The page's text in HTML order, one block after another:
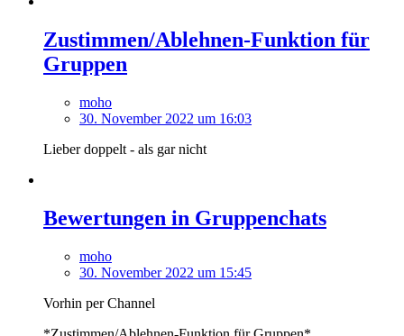
Zustimmen/Ablehnen-Funktion für
Gruppen
moho
30. November 2022 um 16:03
Lieber doppelt - als gar nicht
Bewertungen in Gruppenchats
moho
30. November 2022 um 15:45
Vorhin per Channel